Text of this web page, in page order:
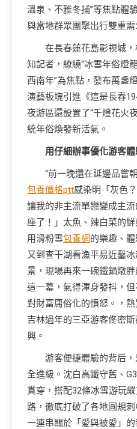
溫泉、不雅冬捕”等焦點體
與當地群眾團聚出行雙重需
在長春蓮花島影視城
知記者，繚繞“冰雪年俗燈
西南年”為焦點，發布萬盞
演藝板塊引進《這是長春
夜游區還設置了“千燈花火
統年俗煥發新活氣。
用仔細辦事優化游客
“前一晚還在延邊品嘗
包養價格ptt感染明「灰色
讓我的非主流單戀變成主
座了！」太魚、辣白菜的
用滑粉雪包養網的樂趣、
又到查干湖看漁平易近鑿
景，現場再來一碗鐵鍋燉
這一幕，氣得渾身發抖，
對財富庸俗化的憤怒。，
吉林過年的三亞游客佟密
興。
游客便捷體驗的背后
全進級。沈白高鐵守舊、
貫穿，搭配32條冰雪游玩
路，徹底打破了各地圓規
一連串關於「愛與被愛」